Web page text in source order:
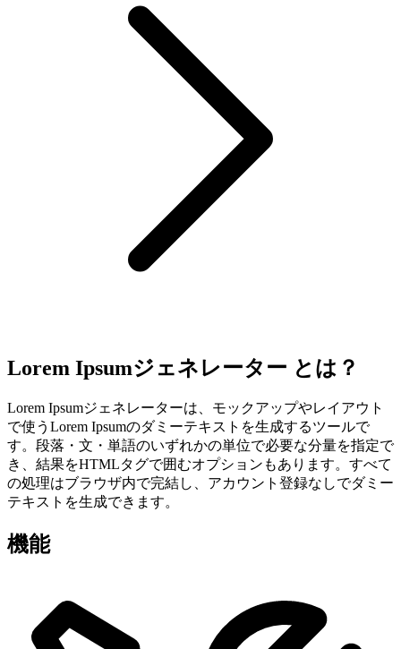
Lorem Ipsumジェネレーター とは？
Lorem Ipsumジェネレーターは、モックアップやレイアウト
で使うLorem Ipsumのダミーテキストを生成するツールで
す。段落・文・単語のいずれかの単位で必要な分量を指定で
き、結果をHTMLタグで囲むオプションもあります。すべて
の処理はブラウザ内で完結し、アカウント登録なしでダミー
テキストを生成できます。
機能